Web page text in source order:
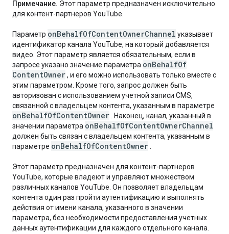
Примечание. Этот параметр предназначен исключительно
для контент-партнеров YouTube.
Параметр onBehalfOfContentOwnerChannel указывает
идентификатор канала YouTube, на который добавляется
видео. Этот параметр является обязательным, если в
запросе указано значение параметра onBehalfOf
ContentOwner, и его можно использовать только вместе с
этим параметром. Кроме того, запрос должен быть
авторизован с использованием учетной записи CMS,
связанной с владельцем контента, указанным в параметре
onBehalfOfContentOwner . Наконец, канал, указанный в
значении параметра onBehalfOfContentOwnerChannel
должен быть связан с владельцем контента, указанным в
параметре onBehalfOfContentOwner
Этот параметр предназначен для контент-партнеров
YouTube, которые владеют и управляют множеством
различных каналов YouTube. Он позволяет владельцам
контента один раз пройти аутентификацию и выполнять
действия от имени канала, указанного в значении
параметра, без необходимости предоставления учетных
данных аутентификации для каждого отдельного канала.